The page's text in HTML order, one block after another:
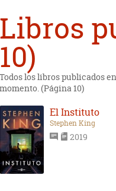
Libros
10)
Todos los libros publicados
momento. (Página 10)
El Instituto
Stephen King
2019